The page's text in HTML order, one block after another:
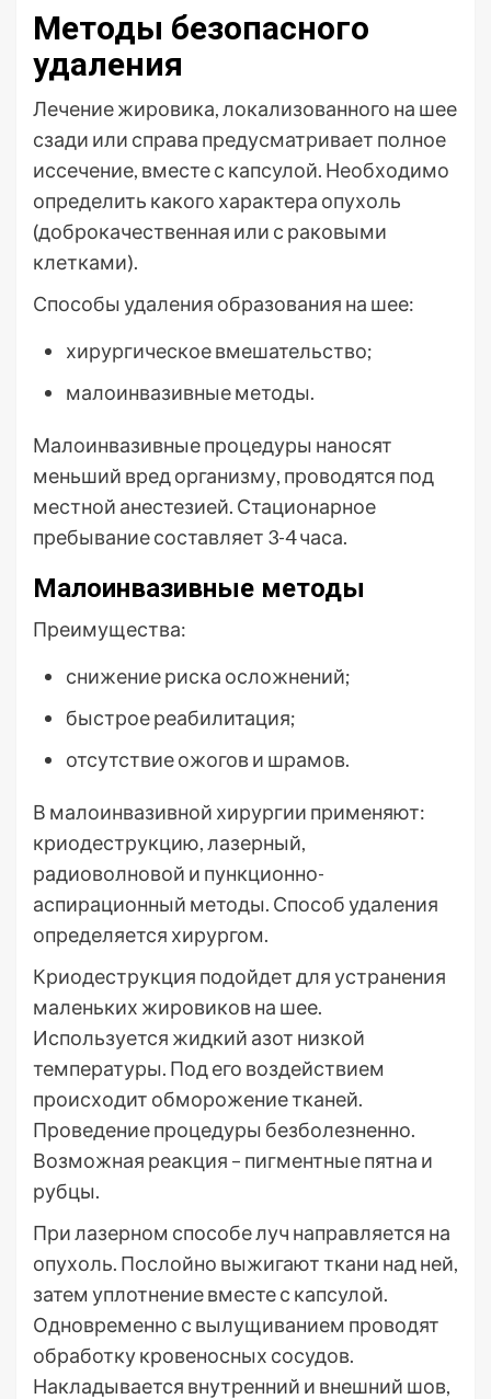
Методы безопасного
удаления
Лечение жировика, локализованного на шее
сзади или справа предусматривает полное
иссечение, вместе с капсулой. Необходимо
определить какого характера опухоль
(доброкачественная или с раковыми
клетками).
Способы удаления образования на шее:
хирургическое вмешательство;
малоинвазивные методы.
Малоинвазивные процедуры наносят
меньший вред организму, проводятся под
местной анестезией. Стационарное
пребывание составляет 3-4 часа.
Малоинвазивные методы
Преимущества:
снижение риска осложнений;
быстрое реабилитация;
отсутствие ожогов и шрамов.
В малоинвазивной хирургии применяют:
криодеструкцию, лазерный,
радиоволновой и пункционно-
аспирационный методы. Способ удаления
определяется хирургом.
Криодеструкция подойдет для устранения
маленьких жировиков на шее.
Используется жидкий азот низкой
температуры. Под его воздействием
происходит обморожение тканей.
Проведение процедуры безболезненно.
Возможная реакция – пигментные пятна и
рубцы.
При лазерном способе луч направляется на
опухоль. Послойно выжигают ткани над ней,
затем уплотнение вместе с капсулой.
Одновременно с вылущиванием проводят
обработку кровеносных сосудов.
Накладывается внутренний и внешний шов,